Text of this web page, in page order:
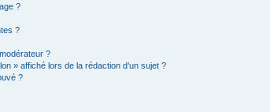
?
?
?
» affiché lors de la rédaction d’un sujet ?
?